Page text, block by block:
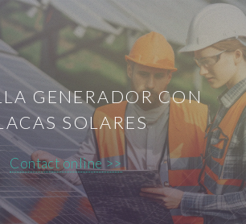
GENERADOR CON
SOLARES
Contact online >>